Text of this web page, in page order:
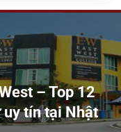
– Top 12
tín tại Nhật